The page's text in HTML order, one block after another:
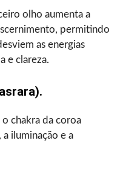
olho aumenta a
permitindo
as energias
e clareza.
chakra da coroa
iluminação e a